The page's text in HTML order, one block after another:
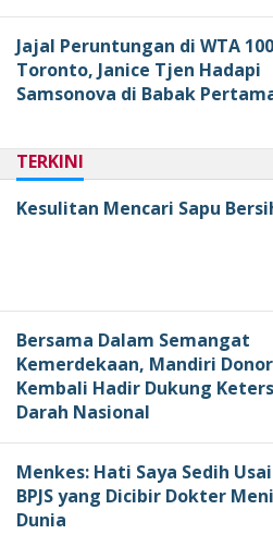
Jajal Peruntungan di WTA
Toronto, Janice Tjen Hadapi
Samsonova di Babak
TERKINI
Kesulitan Mencari Sapu
Bersama Dalam Semangat
Kemerdekaan, Mandiri
Kembali Hadir Dukung
Darah Nasional
Menkes: Hati Saya Sedih
BPJS yang Dicibir Dokter
Dunia